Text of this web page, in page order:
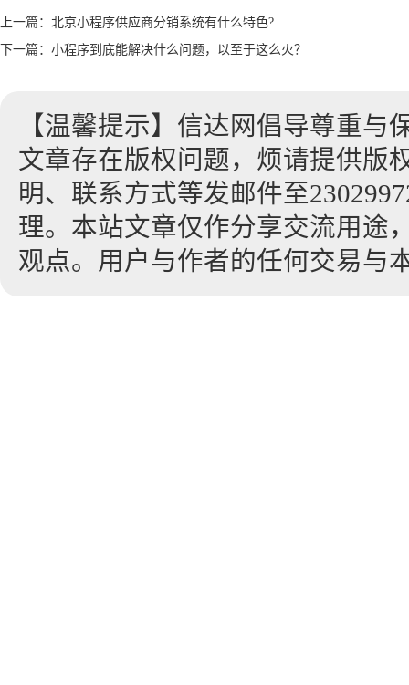
上一篇： 北京小程序供应商分销系统有什么特色?
下一篇： 小程序到底能解决什么问题，以至于这么火？
【温馨提示】信达网倡导尊重与
文章存在版权问题，烦请提供版
明、联系方式等发邮件至
理。本站文章仅作分享交流用途
观点。用户与作者的任何交易与